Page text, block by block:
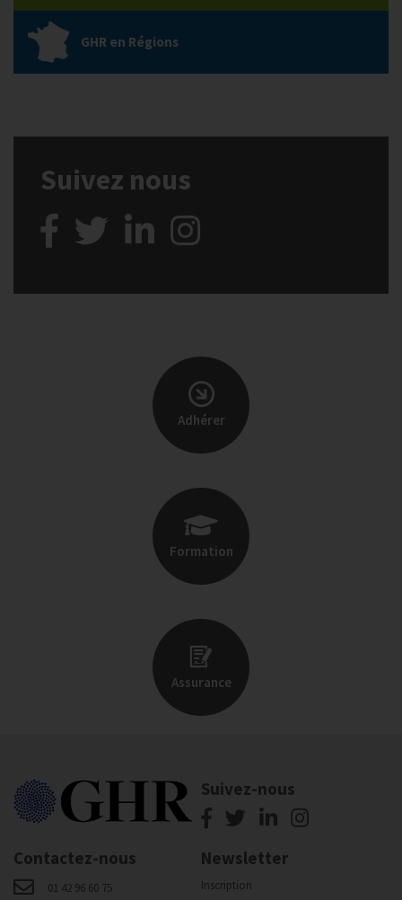
GHR en Régions
Suivez nous
Adhérer
Formation
Assurance
Suivez-nous
Contactez-nous
01 42 96 60 75
Newsletter
Inscription